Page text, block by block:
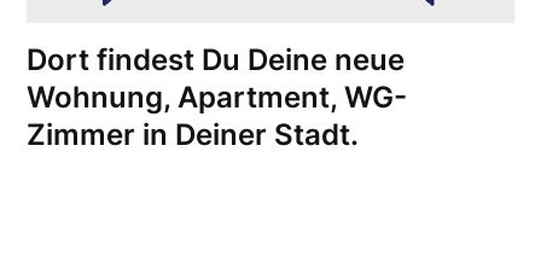
Dort findest Du Deine neue
Wohnung, Apartment, WG-
Zimmer in Deiner Stadt.